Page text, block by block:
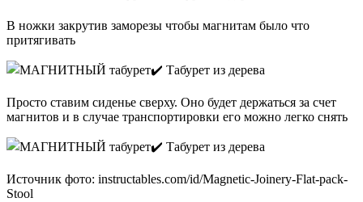
В ножки закрутив заморезы чтобы магнитам было что
притягивать
Просто ставим сиденье сверху. Оно будет держаться за счет
магнитов и в случае транспортировки его можно легко снять
Источник фото: instructables.com/id/Magnetic-Joinery-Flat-pack-
Stool